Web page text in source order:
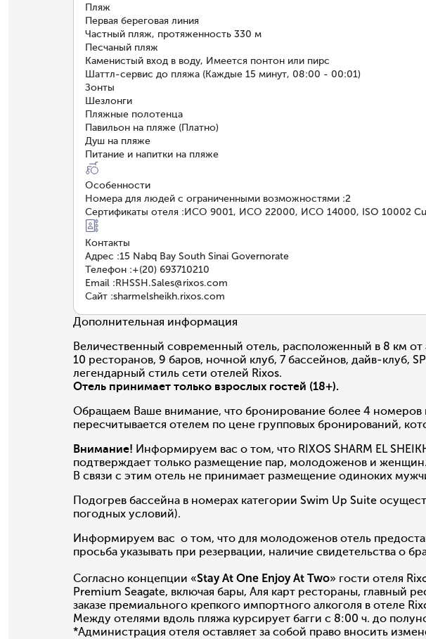
Пляж
Первая береговая линия
Частный пляж, протяженность 330 м
Песчаный пляж
Каменистый вход в воду, Имеется понтон или пирс
Шаттл-сервис до пляжа (Каждые 15 минут, 08:00 - 00:01)
Зонты
Шезлонги
Пляжные полотенца
Павильон на пляже (Платно)
Душ на пляже
Питание и напитки на пляже
Особенности
Номера для людей с ограниченными возможностями :2
Сертификаты отеля :ИСО 9001, ИСО 22000, ИСО 14000, ISO 10002
Контакты
Адрес :15 Nabq Bay South Sinai Governorate
Телефон :+(20) 693710210
Email :RHSSH.Sales@rixos.com
Сайт :sharmelsheikh.rixos.com
Дополнительная информация
Величественный современный отель, расположенный в 8 км
10 ресторанов, 9 баров, ночной клуб, 7 бассейнов, дайв-клуб,
легендарный стиль сети отелей Rixos.
Отель принимает только взрослых гостей (18+).
Обращаем Ваше внимание, что бронирование более 4 номеров
пересчитывается отелем по цене групповых бронирований,
Внимание! Информируем вас о том, что RIXOS SHARM EL
подтверждает только размещение пар, молодоженов и женщин.
В связи с этим отель не принимает размещение одиноких
Подогрев бассейна в номерах категории Swim Up Suite
погодных условий).
Информируем вас о том, что для молодоженов отель
просьба указывать при резервации, наличие свидетельства о
Согласно концепции «Stay At One Enjoy At Two» гости отеля
Premium Seagate, включая бары, Аля карт рестораны, главный
заказе премиального крепкого импортного алкоголя в отеле
Между отелями вдоль пляжа курсирует багги с 8:00 ч. до
*Администрация отеля оставляет за собой право вносить